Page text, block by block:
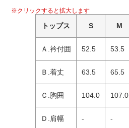
※クリックすると拡大します
トップス S M
Ａ.衿付囲 52.5 53.5
Ｂ.着丈 63.5 65.5
Ｃ.胸囲 104.0 107.0
Ｄ.肩幅 - -